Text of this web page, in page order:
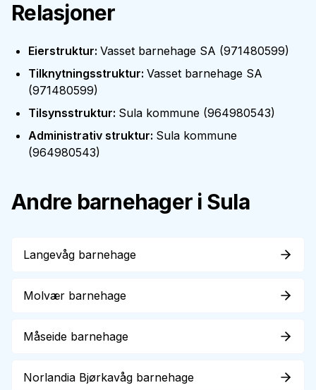
Relasjoner
Eierstruktur: Vasset barnehage SA (971480599)
Tilknytningsstruktur: Vasset barnehage SA
(971480599)
Tilsynsstruktur: Sula kommune (964980543)
Administrativ struktur: Sula kommune
(964980543)
Andre barnehager i Sula
Langevåg barnehage
Molvær barnehage
Måseide barnehage
Norlandia Bjørkavåg barnehage